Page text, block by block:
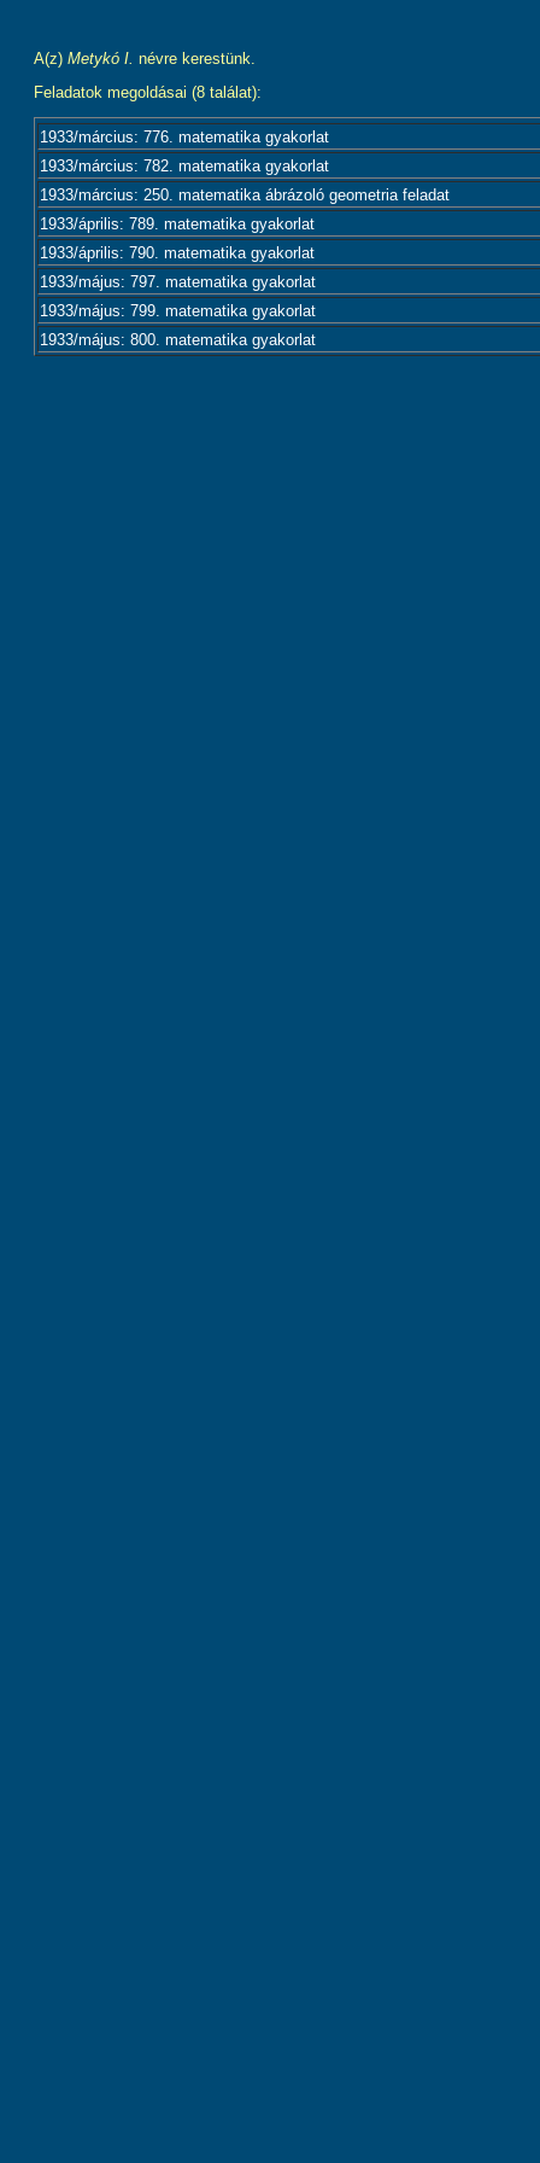
A(z) Metykó I. névre kerestünk.
Feladatok megoldásai (8 találat):
1933/március: 776. matematika gyakorlat
1933/március: 782. matematika gyakorlat
1933/március: 250. matematika ábrázoló geometria feladat
1933/április: 789. matematika gyakorlat
1933/április: 790. matematika gyakorlat
1933/május: 797. matematika gyakorlat
1933/május: 799. matematika gyakorlat
1933/május: 800. matematika gyakorlat